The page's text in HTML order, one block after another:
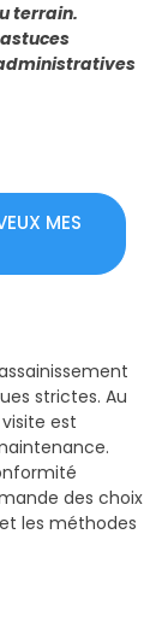
terrain.
MES
strictes. Au
est
des choix
les méthodes